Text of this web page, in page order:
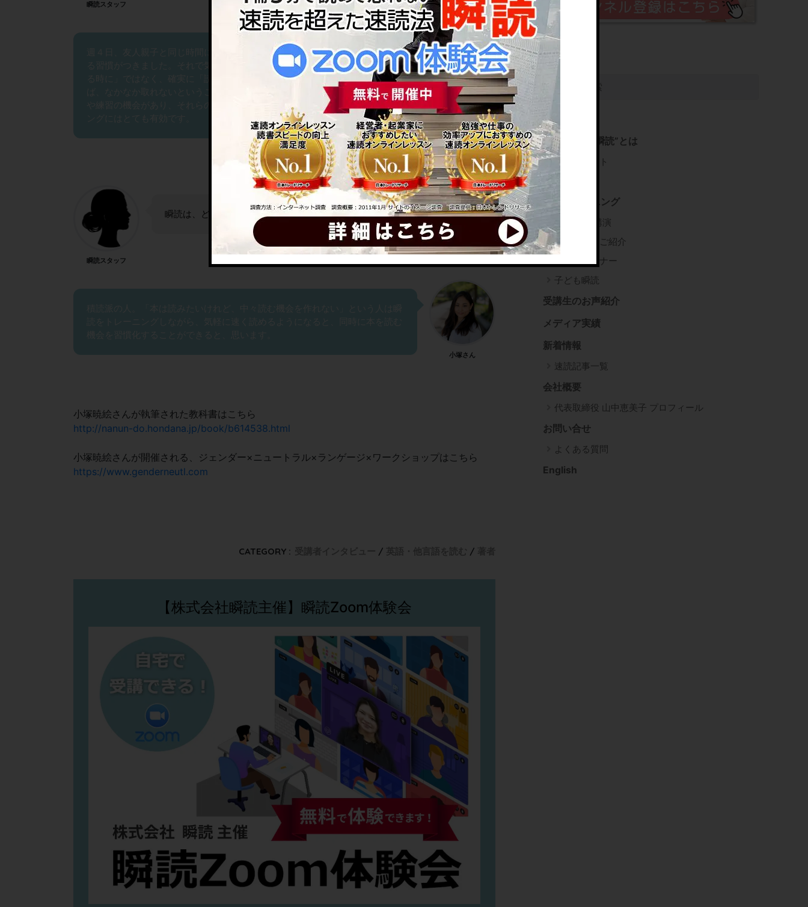
瞬読スタッフ
週４日、友人親子と同じ時間に朝活をし、瞬読トレーニングと15分間読書をす
る習慣がつきました。それで気づいたのは、子どもも私も読書の時間は「でき
る時に」ではなく、確実に「読書する時間」としてスケジューリングしなけれ
ば、なかなか取れないということでした。瞬読コミュニティーが主催する朝活
や練習の機会があり、それらの機会を生活の中に取り込むことが瞬読トレーニ
小塚さん
瞬読スタッフ
瞬読は、どんな方にオススメですか？
小塚さん
小塚暁絵さんが執筆された教科書はこちら
http://nanun-do.hondana.jp/book/b614538.html
小塚暁絵さんが開催される、ジェンダー×ニュートラル×ランゲージ×ワークショップはこちら
https://www.genderneutl.com
CATEGORY :
【株式会社瞬読主催】瞬読Zoom体験会
右脳速読法”瞬読”とは
推薦コメント
瞬読トレーニング
企業研修/講演
瞬読講師のご紹介
瞬読トレーナー
子ども瞬読
受講生のお声紹介
メディア実績
新着情報
速読記事一覧
会社概要
代表取締役 山中恵美子 プロフィール
お問い合せ
よくある質問
English